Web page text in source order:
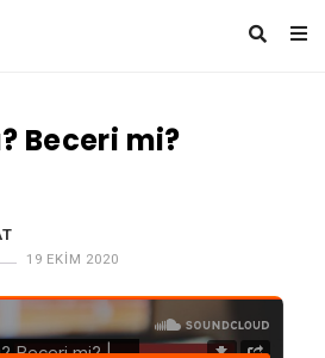
Beceri mi?
19 EKIM 2020